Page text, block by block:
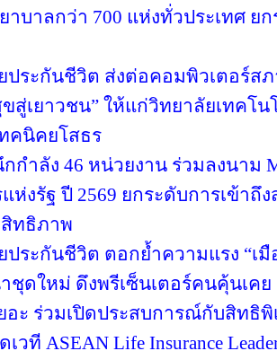
าบาลกว่า 700 แห่งทั่วประเทศ
ประกันชีวิต ส่งต่อคอมพิวเตอร์ส
สู่เยาวชน” ให้แก่วิทยาลัยเทคโ
คนิคยโสธร
กำลัง 46 หน่วยงาน ร่วมลงนาม
ห่งรัฐ ปี 2569 ยกระดับการเข้าถึ
ทธิภาพ
ประกันชีวิต ตอกย้ำความแรง “เ
ดใหม่ ดึงพรีเซ็นเตอร์คนคุ้นเค
อะ ร่วมเปิดประสบการณ์กับสิทธิ
เวที ASEAN Life Insurance